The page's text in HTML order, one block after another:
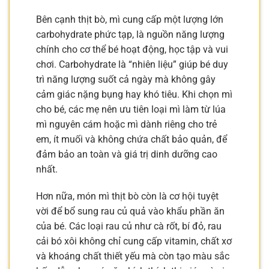
Bên cạnh thịt bò, mì cung cấp một lượng lớn
carbohydrate phức tạp, là nguồn năng lượng
chính cho cơ thể bé hoạt động, học tập và vui
chơi. Carbohydrate là “nhiên liệu” giúp bé duy
trì năng lượng suốt cả ngày mà không gây
cảm giác nặng bụng hay khó tiêu. Khi chọn mì
cho bé, các mẹ nên ưu tiên loại mì làm từ lúa
mì nguyên cám hoặc mì dành riêng cho trẻ
em, ít muối và không chứa chất bảo quản, để
đảm bảo an toàn và giá trị dinh dưỡng cao
nhất.
Hơn nữa, món mì thịt bò còn là cơ hội tuyệt
vời để bổ sung rau củ quả vào khẩu phần ăn
của bé. Các loại rau củ như cà rốt, bí đỏ, rau
cải bó xôi không chỉ cung cấp vitamin, chất xơ
và khoáng chất thiết yếu mà còn tạo màu sắc